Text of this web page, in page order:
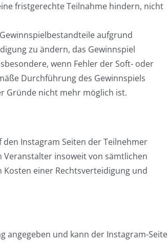
fristgerechte Teilnahme hindern, nicht
aufgrund
zu ändern, das Gewinnspiel
wenn Fehler der Soft- oder
Durchführung des Gewinnspiels
Gründe nicht mehr möglich ist.
Instagram Seiten der Teilnehmer
insoweit von sämtlichen
einer Rechtsverteidigung und
angegeben und kann der Instagram-Seite